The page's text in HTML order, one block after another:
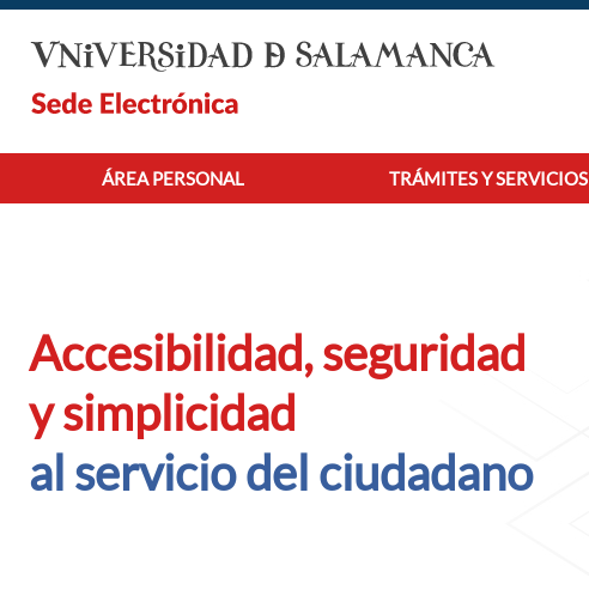
ÁREA PERSONAL TRÁMITES Y SERVICIOS
Accesibilidad, seguridad
y simplicidad
al servicio del ciudadano